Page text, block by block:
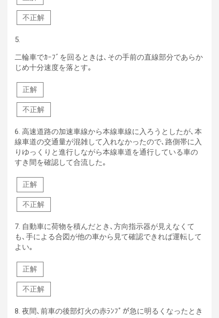
不正解
5.
二輪車でｶｰﾌﾞを回るときは､その手前の直線部分であらか
じめ十分速度を落とす｡
正解
不正解
6. 高速道路の加速車線から本線車線に入ろうとしたが､本
線車道の交通量が混雑して入れなかったので､路側帯に入
りゆっくりと進行しながら本線車道を通行している車の
すき間を確認して合流した｡
正解
不正解
7. 自動車に荷物を積んだとき､方向指示器が見えなくて
も､手による合図が他の車から見て確認できれば運転して
よい｡
正解
不正解
8. 夜間､前車の後部灯火の赤ﾗﾝﾌﾟが急に明るくなったとき